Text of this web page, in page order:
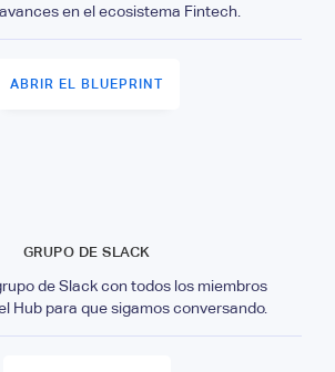
en el ecosistema Fintech.
ABRIR EL BLUEPRINT
GRUPO DE SLACK
de Slack con todos los miembros
Hub para que sigamos conversando.